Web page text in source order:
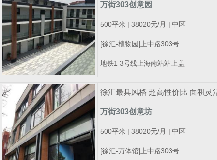
万街303创意园
500平米 | 38020元/月 | 中区
[徐汇-植物园]上中路303号
地铁1 3号线上海南站站上盖
徐汇最具风格 超高性价比 面积灵
万街303创意坊
500平米 | 38020元/月 | 中区
[徐汇-万体馆]上中路303号